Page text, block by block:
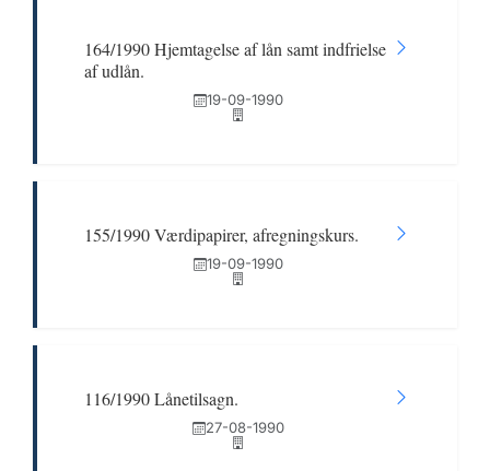
164/1990 Hjemtagelse af lån samt indfrielse
af udlån.
19-09-1990
155/1990 Værdipapirer, afregningskurs.
19-09-1990
116/1990 Lånetilsagn.
27-08-1990